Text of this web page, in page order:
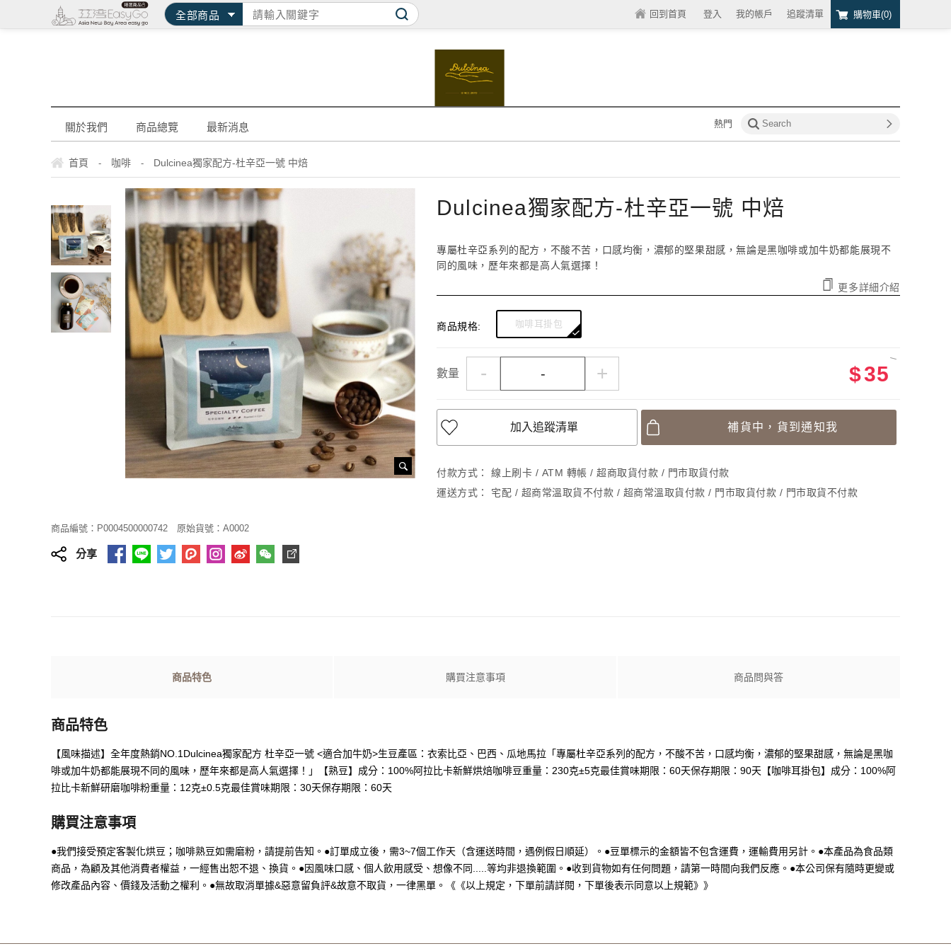
購物車(0)
追蹤清單
我的帳戶
登入
回到首頁
關於我們 商品總覽 最新消息 熱門
首頁 - 咖啡 - Dulcinea獨家配方-杜辛亞一號 中焙
商品編號：P0004500000742 原始貨號：A0002
分享
Dulcinea獨家配方-杜辛亞一號 中焙
專屬杜辛亞系列的配方，不酸不苦，口感均衡，濃郁的堅果甜感，無論是黑咖啡或加牛奶都能展現不
同的風味，歷年來都是高人氣選擇！
更多詳細介紹
商品規格: 咖啡耳掛包
數量 - + $35
加入追蹤清單 補貨中，貨到通知我
付款方式：
線上刷卡 / ATM 轉帳 / 超商取貨付款 / 門市取貨付款
運送方式：
宅配 / 超商常溫取貨不付款 / 超商常溫取貨付款 / 門市取貨付款 / 門市取貨不付款
商品特色 購買注意事項 商品問與答
商品特色
【風味描述】全年度熱銷NO.1Dulcinea獨家配方 杜辛亞一號 <適合加牛奶>生豆產區：衣索比亞、巴西、瓜地馬拉「專屬杜辛亞系列的配方，不酸不苦，口感均衡，濃郁的堅果甜感，無論是黑咖
啡或加牛奶都能展現不同的風味，歷年來都是高人氣選擇！」【熟豆】成分：100%阿拉比卡新鮮烘焙咖啡豆重量：230克±5克最佳賞味期限：60天保存期限：90天【咖啡耳掛包】成分：100%阿
拉比卡新鮮研磨咖啡粉重量：12克±0.5克最佳賞味期限：30天保存期限：60天
購買注意事項
●我們接受預定客製化烘豆；咖啡熟豆如需磨粉，請提前告知。●訂單成立後，需3~7個工作天（含運送時間，遇例假日順延）。●豆單標示的金額皆不包含運費，運輸費用另計。●本產品為食品類
商品，為顧及其他消費者權益，一經售出恕不退、換貨。●因風味口感、個人飲用感受、想像不同.....等均非退換範圍。●收到貨物如有任何問題，請第一時間向我們反應。●本公司保有隨時更變或
修改產品內容、價錢及活動之權利。●無故取消單據&惡意留負評&故意不取貨，一律黑單。《《以上規定，下單前請詳閱，下單後表示同意以上規範》》